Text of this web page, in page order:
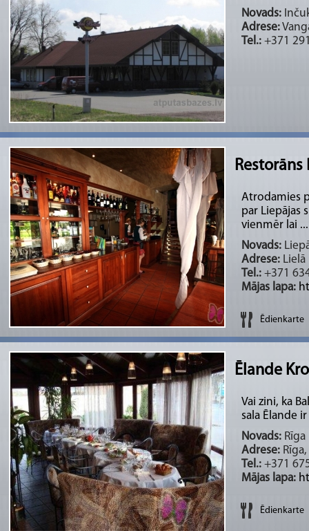
Novads:
Adrese:
Tel.: +371
Restorāns
Atrodamies
par Liepājas
vienmēr lai ...
Novads:
Adrese: Lielā
Tel.: +371
Mājas lapa:
Ēdienkarte
Ēlande
Vai zini, ka
sala Ēlande
Novads:
Adrese:
Tel.: +371
Mājas lapa:
Ēdienkarte